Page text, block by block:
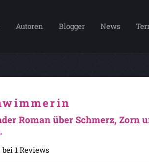
Autoren Blogger News
Roman über Schmerz, Zorn
1 Reviews